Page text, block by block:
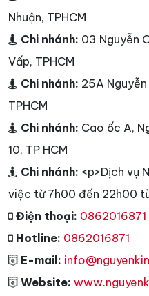
Nhuận, TPHCM
Chi nhánh: 03 Nguyễn
Vấp, TPHCM
Chi nhánh: 25A Nguyễn
TPHCM
Chi nhánh: Cao ốc A,
10, TP HCM
Chi nhánh: <p>Dịch vụ
việc từ 7h00 đến 22h00
Điện thoại: 0862016871
Hotline: 0862016871
E-mail:
Website: